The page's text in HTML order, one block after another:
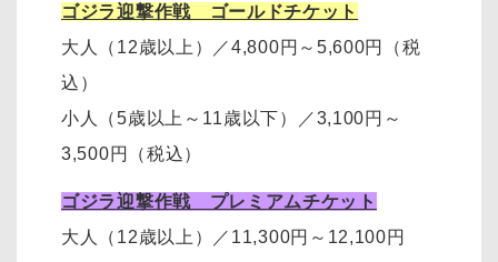
ゴジラ迎撃作戦 ゴールドチケット
大人（12歳以上）
／4,800円～5,600円（税
込）
小人（5歳以上～11歳以下）
／3,100円～
3,500円
（税込）
ゴジラ迎撃作戦 プレミアムチケット
大人（12歳以上）
／11,300円～12,100円